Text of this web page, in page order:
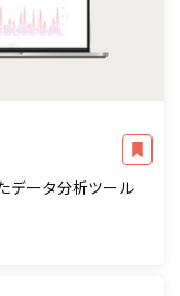
データ分析ツール